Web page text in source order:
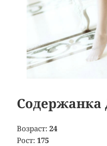
Содержанка
Возраст:24
Рост:175